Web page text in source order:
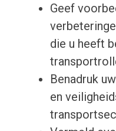
Geef
die u heeft
Benadruk
en